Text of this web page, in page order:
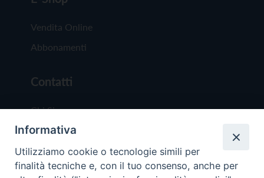
Vendita Online
Abbonamenti
Contatti
Chi Siamo
Redazione
Scrivici
Informativa
Utilizziamo cookie o tecnologie simili per
finalità tecniche e, con il tuo consenso, anche per